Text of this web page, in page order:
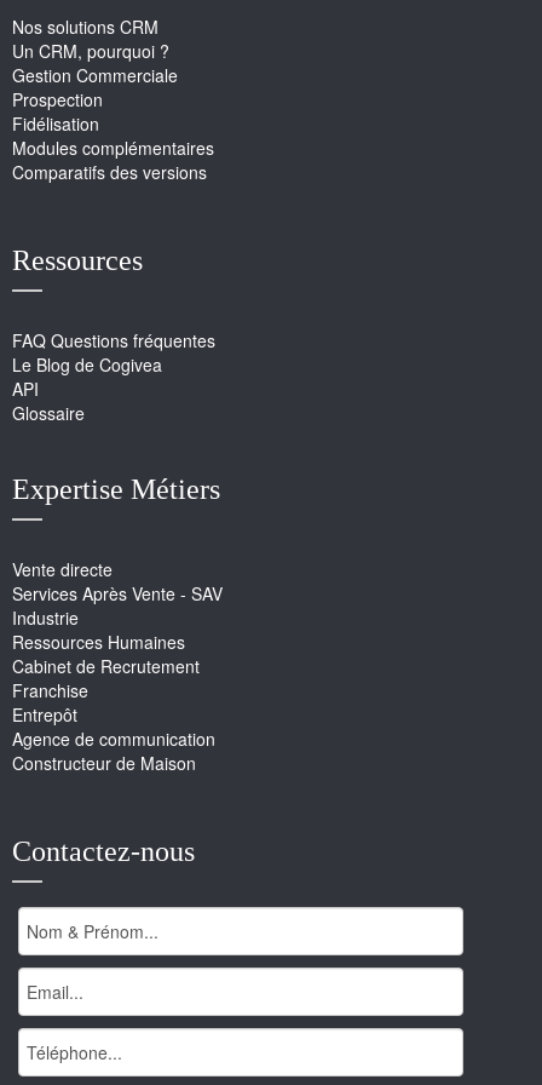
Nos solutions CRM
Un CRM, pourquoi ?
Gestion Commerciale
Prospection
Fidélisation
Modules complémentaires
Comparatifs des versions
Ressources
FAQ Questions fréquentes
Le Blog de Cogivea
API
Glossaire
Expertise Métiers
Vente directe
Services Après Vente - SAV
Industrie
Ressources Humaines
Cabinet de Recrutement
Franchise
Entrepôt
Agence de communication
Constructeur de Maison
Contactez-nous